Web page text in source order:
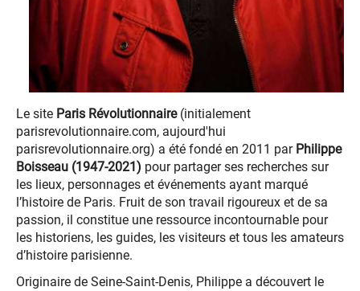
Le site Paris Révolutionnaire(initialement
parisrevolutionnaire.com, aujourd'hui
parisrevolutionnaire.org) a été fondé en 2011 par Philippe
Boisseau (1947-2021) pour partager ses recherches sur
les lieux, personnages et événements ayant marqué
l’histoire de Paris. Fruit de son travail rigoureux et de sa
passion, il constitue une ressource incontournable pour
les historiens, les guides, les visiteurs et tous les amateurs
d’histoire parisienne.
Originaire de Seine-Saint-Denis, Philippe a découvert le